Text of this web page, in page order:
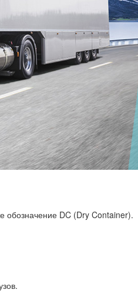
обозначение DC (Dry Container).